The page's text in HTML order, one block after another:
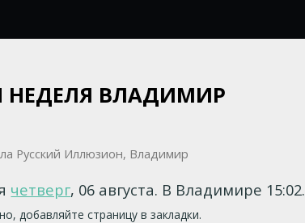
ВЛАДИМИР
четверг, 06 августа. В Владимире 15:02.
добавляйте страницу в закладки.